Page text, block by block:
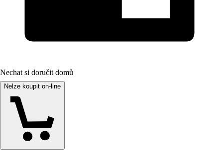
Nechat si doručit domů
Nelze koupit on-line